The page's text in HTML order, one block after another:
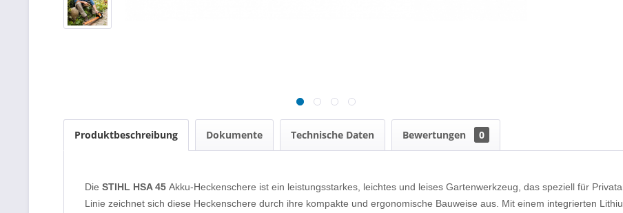
Produktbeschreibung Dokumente Technische Daten Bewertungen 0
Die STIHL HSA 45 Akku-Heckenschere ist ein leistungsstarkes, leichtes und leises Gartenwerkzeug, das speziell für
Linie zeichnet sich diese Heckenschere durch ihre kompakte und ergonomische Bauweise aus. Mit einem integrierten